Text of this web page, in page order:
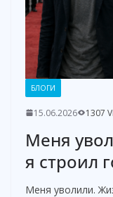
БЛОГИ
15.06.2026 1307
Меня
я строил
Меня уволили.